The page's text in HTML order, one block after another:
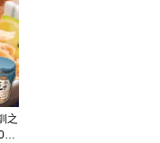
フ
之